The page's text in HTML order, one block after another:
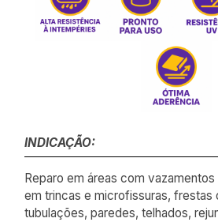
INDICAÇÃO:
Reparo em áreas com
em trincas e microfissuras, frestas
tubulações, paredes, telhados,